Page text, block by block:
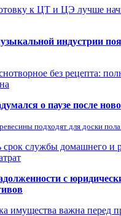
к ЦТ и ЦЭ лучше
индустрии
без рецепта:
о паузе после
подходят для доски
срок службы домашнего и
с
имущества важна перед